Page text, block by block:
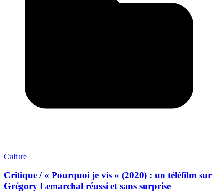
Culture
Critique / « Pourquoi je vis » (2020) : un téléfilm sur
Grégory Lemarchal réussi et sans surprise